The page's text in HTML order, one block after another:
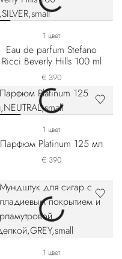
1 цвет
Eau de parfum Stefano
Ricci Beverly Hills 100 ml
€ 390
1 цвет
Парфюм Platinum 125 мл
€ 390
1 цвет